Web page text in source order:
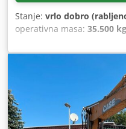
Stanje: vrlo dobro
operativna masa: 35.500 kg
,
klima-uređaj,